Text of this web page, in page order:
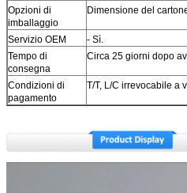
Opzioni di
imballaggio
Dimensione del
Servizio OEM
- Sì.
Tempo di
consegna
Circa 25 giorni dopo
Condizioni di
pagamento
T/T, L/C irrevocabile a